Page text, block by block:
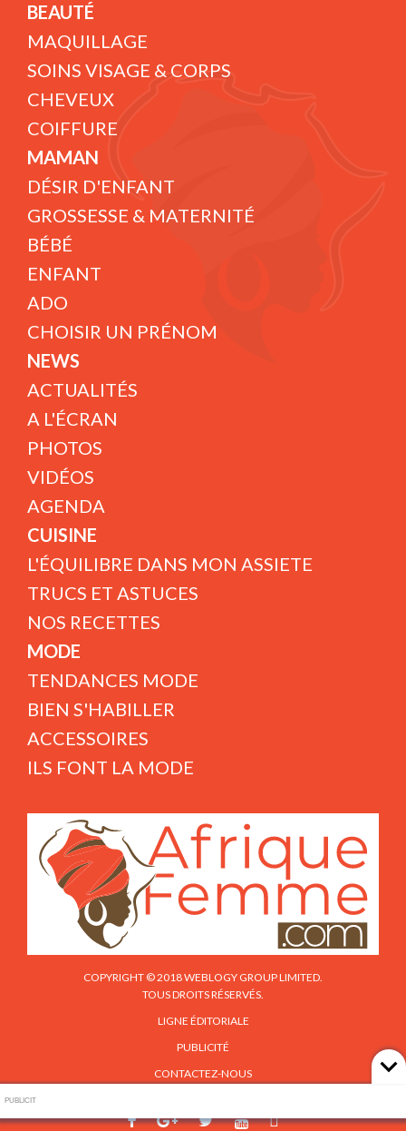
BEAUTÉ
MAQUILLAGE
SOINS VISAGE & CORPS
CHEVEUX
COIFFURE
MAMAN
DÉSIR D'ENFANT
GROSSESSE & MATERNITÉ
BÉBÉ
ENFANT
ADO
CHOISIR UN PRÉNOM
NEWS
ACTUALITÉS
A L'ÉCRAN
PHOTOS
VIDÉOS
AGENDA
CUISINE
L'ÉQUILIBRE DANS MON ASSIETE
TRUCS ET ASTUCES
NOS RECETTES
MODE
TENDANCES MODE
BIEN S'HABILLER
ACCESSOIRES
ILS FONT LA MODE
COPYRIGHT © 2018 WEBLOGY GROUP LIMITED.
TOUS DROITS RÉSERVÉS.
LIGNE ÉDITORIALE
PUBLICITÉ
CONTACTEZ-NOUS
PUBLICIT